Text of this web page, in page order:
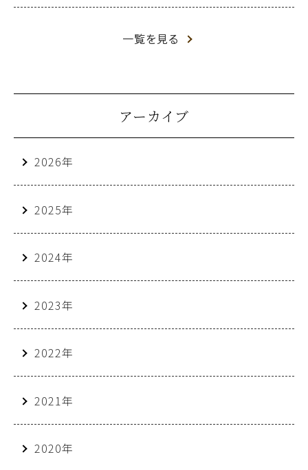
一覧を見る
アーカイブ
2026年
2025年
2024年
2023年
2022年
2021年
2020年